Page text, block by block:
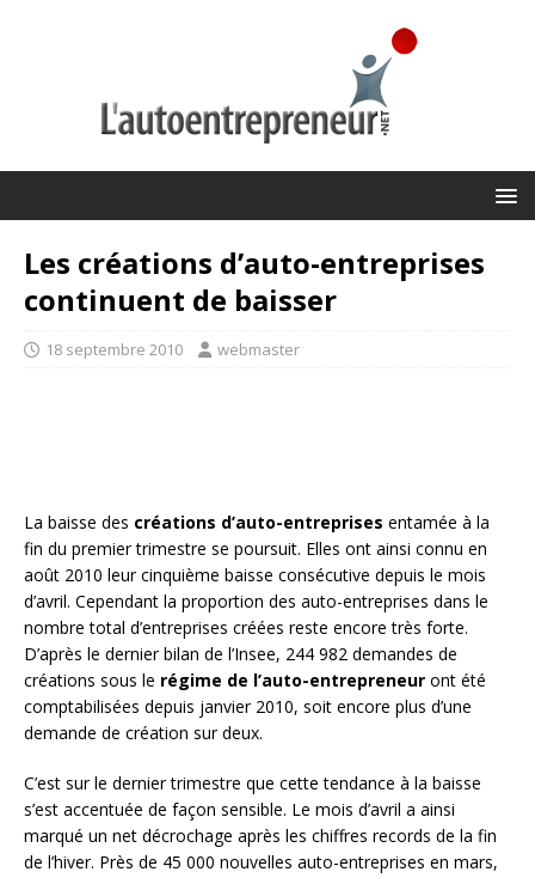
Les créations d’auto-entreprises
continuent de baisser
18 septembre 2010 webmaster
La baisse des créations d’auto-entreprises entamée à la
fin du premier trimestre se poursuit. Elles ont ainsi connu en
août 2010 leur cinquième baisse consécutive depuis le mois
d’avril. Cependant la proportion des auto-entreprises dans le
nombre total d’entreprises créées reste encore très forte.
D’après le dernier bilan de l’Insee, 244 982 demandes de
créations sous le régime de l’auto-entrepreneur ont été
comptabilisées depuis janvier 2010, soit encore plus d’une
demande de création sur deux.
C’est sur le dernier trimestre que cette tendance à la baisse
s’est accentuée de façon sensible. Le mois d’avril a ainsi
marqué un net décrochage après les chiffres records de la fin
de l’hiver. Près de 45 000 nouvelles auto-entreprises en mars,